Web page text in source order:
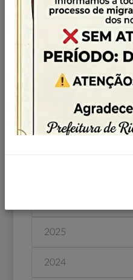
Filtro
MODALIDADE: LEILÃO
2025
2024